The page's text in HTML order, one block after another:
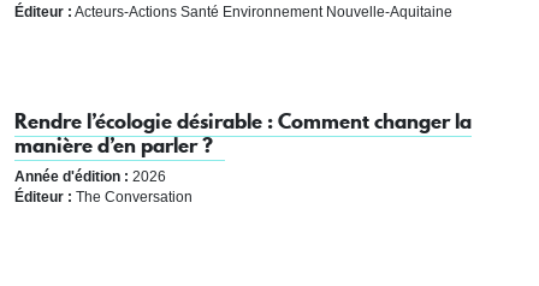
Éditeur : Acteurs-Actions Santé Environnement Nouvelle-Aquitaine
Rendre l’écologie désirable : Comment changer la
manière d’en parler ?
Année d'édition : 2026
Éditeur : The Conversation